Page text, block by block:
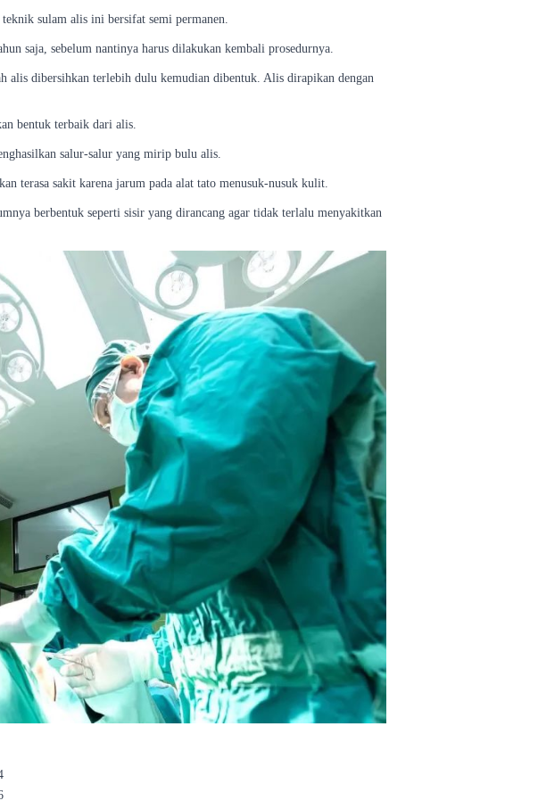
sulam alis ini bersifat semi permanen.
saja, sebelum nantinya harus dilakukan kembali prosedurnya.
alis dibersihkan terlebih dulu kemudian dibentuk. Alis dirapikan dengan
bentuk terbaik dari alis.
salur-salur yang mirip bulu alis.
terasa sakit karena jarum pada alat tato menusuk-nusuk kulit.
berbentuk seperti sisir yang dirancang agar tidak terlalu menyakitkan